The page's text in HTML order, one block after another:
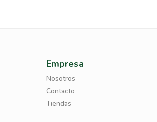
Empresa
Nosotros
Contacto
Tiendas